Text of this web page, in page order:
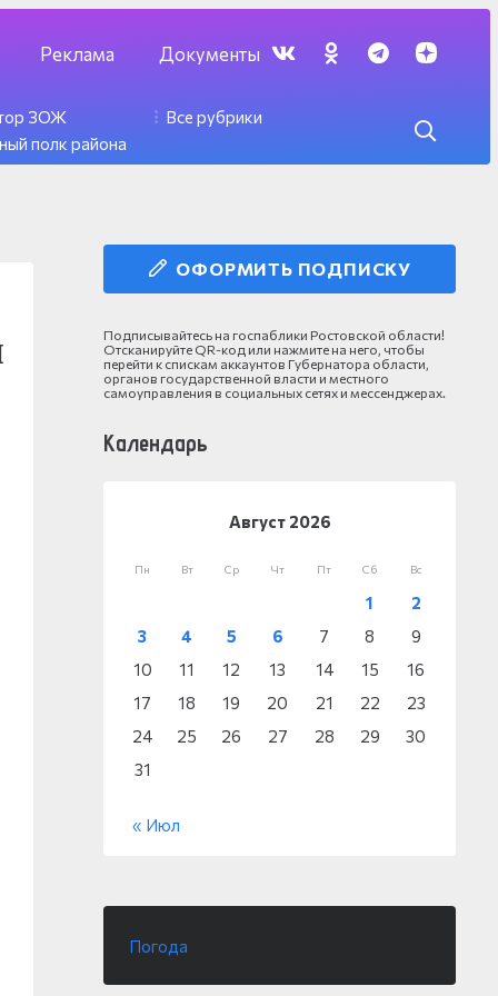
Реклама Документы
ЗОЖ
полк района
Все рубрики
ОФОРМИТЬ ПОДПИСКУ
Подписывайтесь на госпаблики Ростовской области!
Отсканируйте QR-код или нажмите на него, чтобы
перейти к спискам аккаунтов Губернатора области,
органов государственной власти и местного
самоуправления в социальных сетях и мессенджерах.
Календарь
Август 2026
Пн Вт Ср Чт Пт Сб Вс
1
2
3
4 5 6 7 8
9
10
11 12 13 14 15
16
17
18 19 20 21 22
23
24
25 26 27 28 29
30
31
« Июл
Погода